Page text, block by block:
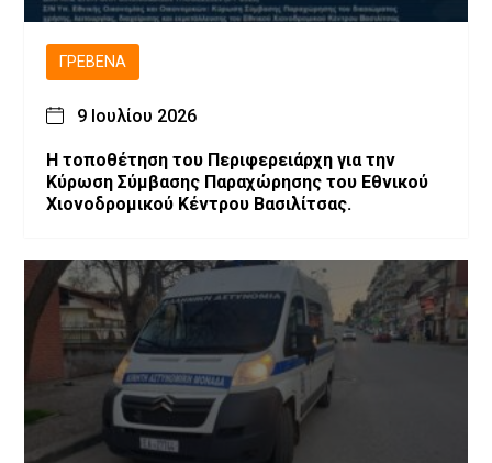
ΓΡΕΒΕΝΆ
9 Ιουλίου 2026
Η τοποθέτηση του Περιφερειάρχη για την
Κύρωση Σύμβασης Παραχώρησης του Εθνικού
Χιονοδρομικού Κέντρου Βασιλίτσας.